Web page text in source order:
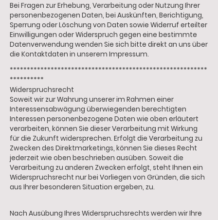
Bei Fragen zur Erhebung, Verarbeitung oder Nutzung Ihrer
personenbezogenen Daten, bei Auskünften, Berichtigung,
Sperrung oder Löschung von Daten sowie Widerruf erteilter
Einwilligungen oder Widerspruch gegen eine bestimmte
Datenverwendung wenden Sie sich bitte direkt an uns über
die Kontaktdaten in unserem Impressum.
**********************************************************
**********
Widerspruchsrecht
Soweit wir zur Wahrung unserer im Rahmen einer
Interessensabwägung überwiegenden berechtigten
Interessen personenbezogene Daten wie oben erläutert
verarbeiten, können Sie dieser Verarbeitung mit Wirkung
für die Zukunft widersprechen. Erfolgt die Verarbeitung zu
Zwecken des Direktmarketings, können Sie dieses Recht
jederzeit wie oben beschrieben ausüben. Soweit die
Verarbeitung zu anderen Zwecken erfolgt, steht Ihnen ein
Widerspruchsrecht nur bei Vorliegen von Gründen, die sich
aus Ihrer besonderen Situation ergeben, zu.
Nach Ausübung Ihres Widerspruchsrechts werden wir Ihre